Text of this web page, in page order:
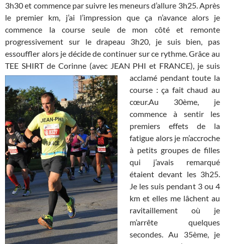
3h30 et commence par suivre les meneurs d’allure 3h25. Après
le premier km, j’ai l’impression que ça n’avance alors je
commence la course seule de mon côté et remonte
progressivement sur le drapeau 3h20, je suis bien, pas
essouffler alors je décide de continuer sur ce rythme. Grâce au
TEE SHIRT de Corinne (avec JEAN PHI et FRANCE), je suis
acclamé pendant toute la
course : ça fait chaud au
cœur.Au 30ème, je
commence à sentir les
premiers effets de la
fatigue alors je m’accroche
à petits groupes de filles
qui j’avais remarqué
étaient devant les 3h25.
Je les suis pendant 3 ou 4
km et elles me lâchent au
ravitaillement où je
m’arrête quelques
secondes. Au 35ème, je